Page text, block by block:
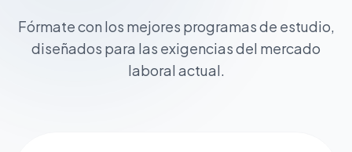
Fórmate con los mejores programas de estudio,
diseñados para las exigencias del mercado
laboral actual.